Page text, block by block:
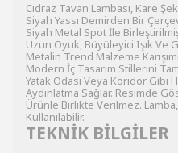
Cıdraz Tavan Lambası, Kare
Siyah Yassı Demirden Bir
Siyah Metal Spot İle
Uzun Oyuk, Büyüleyici Işık Ve
Metalin Trend Malzeme
Modern İç Tasarım Stillerini
Yatak Odası Veya Koridor Gibi
Aydınlatma Sağlar. Resimde
Ürünle Birlikte Verilmez.
Kullanılabilir.
TEKNİK BİLGİLER